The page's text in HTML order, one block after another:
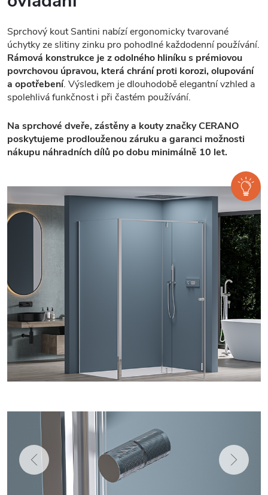
Sprchový kout Santini nabízí ergonomicky tvarované
úchytky ze slitiny zinku pro pohodlné každodenní používání.
Rámová konstrukce je z odolného hliníku s prémiovou
povrchovou úpravou, která chrání proti korozi, olupování
a opotřebení. Výsledkem je dlouhodobě elegantní vzhled a
spolehlivá funkčnost i při častém používání.
Na sprchové dveře, zástěny a kouty značky CERANO
poskytujeme prodlouženou záruku a garanci možnosti
nákupu náhradních dílů po dobu minimálně 10 let.